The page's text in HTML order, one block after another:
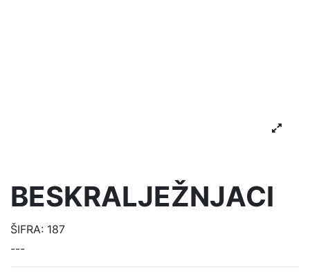
BESKRALJEŽNJACI
ŠIFRA: 187
---